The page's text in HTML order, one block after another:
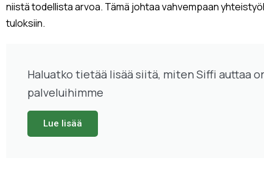
niistä todellista arvoa. Tämä johtaa vahvempaan
tuloksiin.
Haluatko tietää lisää siitä, miten Siffi auttaa
palveluihimme
Lue lisää